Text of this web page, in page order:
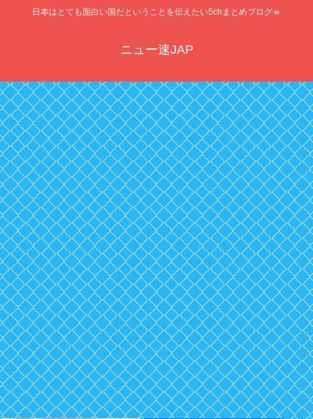
日本はとても面白い国だということを伝えたい5chまとめブログｗ
ニュー速JAP